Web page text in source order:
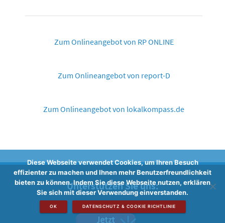
Zum Onlineangebot von RP ONLINE
Zum Onlineangebot von report-D
Zum Onlineangebot von lokalkompass.de
Unterstützen Sie uns:
Diese Webseite verwendet Cookies, um Ihren Besuch
effizienter zu machen und Ihnen mehr Benutzerfreundlichkeit
bieten zu können. Indem Sie diese Webseite nutzen, erklären
Sie sich mit dieser Verwendung einverstanden.
OK DATENSCHUTZ & COOKIE RICHTLINIE